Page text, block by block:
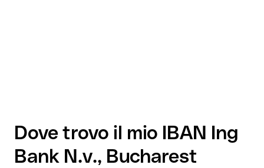
Dove trovo il mio IBAN Ing
Bank N.v., Bucharest